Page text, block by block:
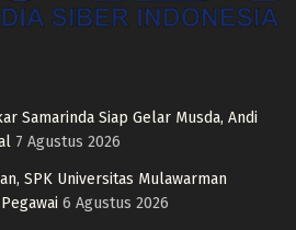
Samarinda Siap Gelar Musda, Andi
7 Agustus 2026
SPK Universitas Mulawarman
6 Agustus 2026